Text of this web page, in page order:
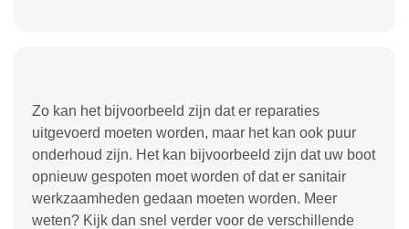
Zo kan het bijvoorbeeld zijn dat er reparaties
uitgevoerd moeten worden, maar het kan ook puur
onderhoud zijn. Het kan bijvoorbeeld zijn dat uw boot
opnieuw gespoten moet worden of dat er sanitair
werkzaamheden gedaan moeten worden. Meer
weten? Kijk dan snel verder voor de verschillende